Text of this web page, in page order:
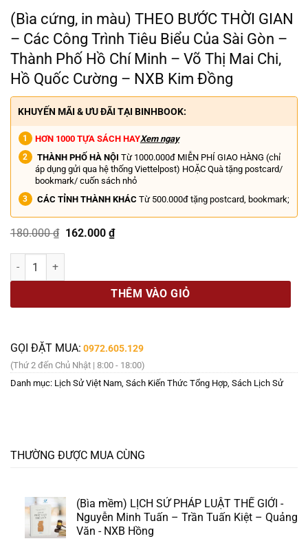
(Bìa cứng, in màu) THEO BƯỚC THỜI GIAN
– Các Công Trình Tiêu Biểu Của Sài Gòn –
Thành Phố Hồ Chí Minh – Võ Thị Mai Chi,
Hồ Quốc Cường – NXB Kim Đồng
KHUYẾN MÃI & ƯU ĐÃI TẠI BINHBOOK:
HƠN 1000 TỰA SÁCH HAYXem ngay
THÀNH PHỐ HÀ NỘI Từ 1000.000đ MIỄN PHÍ GIAO HÀNG (chỉ
áp dụng gửi qua hệ thống Viettelpost) HOẶC Quà tặng postcard/
bookmark/ cuốn sách nhỏ
CÁC TỈNH THÀNH KHÁC Từ 500.000đ tặng postcard, bookmark;
180.000₫ Giá
là:
162.000 ₫Giá
(Bìa cứng, in màu) THEO BƯỚC THỜI GIAN - Các Công Trình Tiêu
THÊM VÀO GIỎ
GỌI ĐẶT MUA: 0972.605.129
(Thứ 2 đến Chủ Nhật | 8:00 - 18:00)
Danh mục: Lịch Sử Việt Nam, Sách Kiến Thức Tổng Hợp, Sách Lịch Sử
THƯỜNG ĐƯỢC MUA CÙNG
(Bìa mềm) LỊCH SỬ PHÁP LUẬT THẾ GIỚI -
Nguyễn Minh Tuấn – Trần Tuấn Kiệt – Quảng
Văn - NXB Hồng